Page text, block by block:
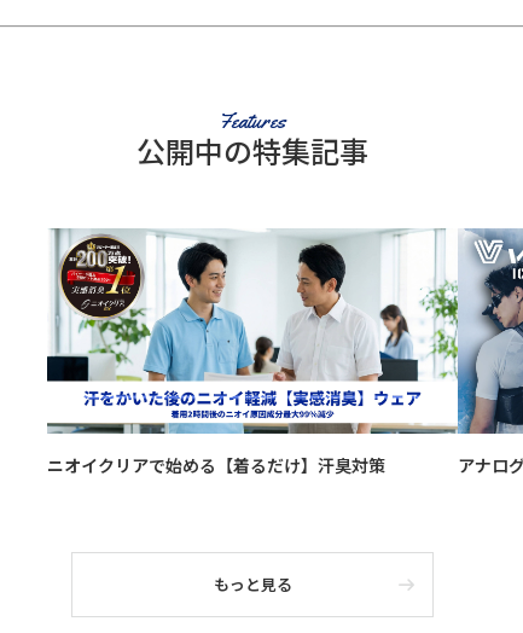
Features
公開中の特集記事
ニオイクリアで始める【着るだけ】汗臭対策 アナロ
もっと見る